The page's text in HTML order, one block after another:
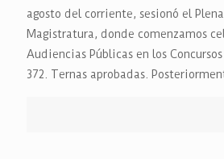
agosto del corriente, sesionó el
Magistratura, donde comenzamos
Audiencias Públicas en los Concursos
372. Ternas aprobadas.